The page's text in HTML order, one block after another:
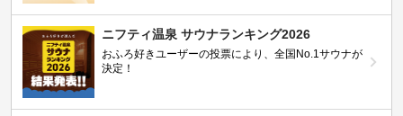
ニフティ温泉 サウナランキング2026
おふろ好きユーザーの投票により、全国No.1サウナが
決定！